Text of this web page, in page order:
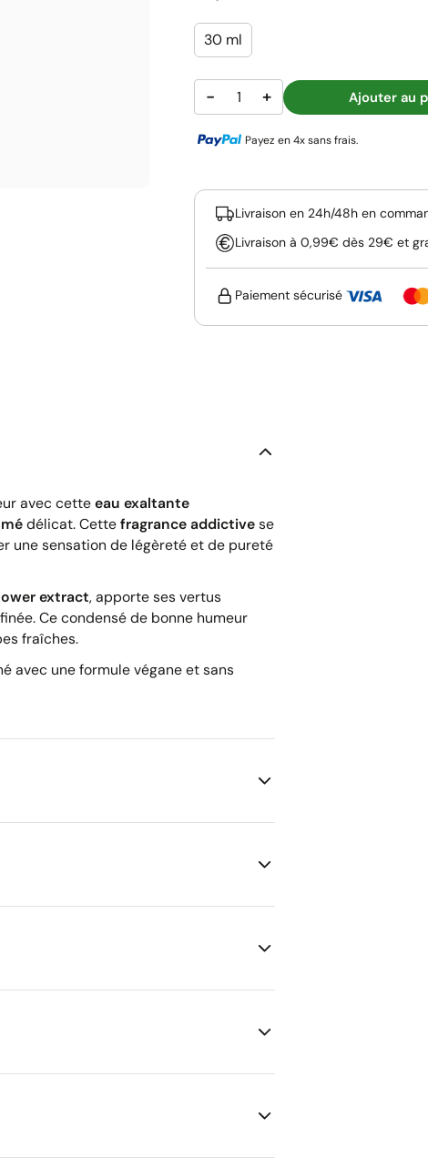
30 ml
− + Ajouter au
Payez en 4x sans frais.
Livraison en 24h/48h en
Livraison à 0,99€ dès 29€ et
Paiement sécurisé
avec cetteeau exaltante
délicat. Cettefragrance addictivese
une sensation de légèreté et de pureté
extract, apporte ses vertus
Ce condensé de bonne humeur
fraîches.
avec une formule végane et sans